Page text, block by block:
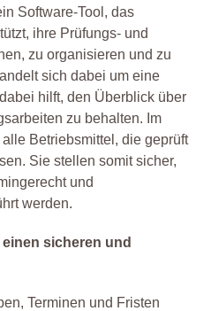
Software-Tool, das
ihre Prüfungs- und
zu organisieren und zu
sich dabei um eine
hilft, den Überblick über
zu behalten. Im
Betriebsmittel, die geprüft
Sie stellen somit sicher,
und
werden.
sicheren und
Terminen und Fristen